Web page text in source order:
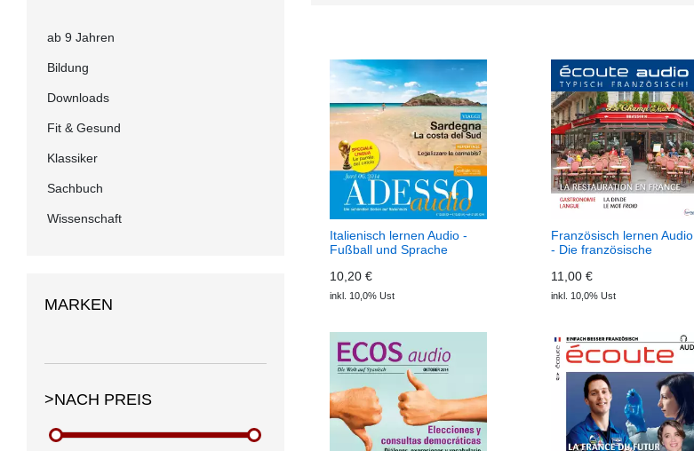
ab 9 Jahren
Bildung
Downloads
Fit & Gesund
Klassiker
Sachbuch
Wissenschaft
MARKEN
>NACH PREIS
Italienisch lernen Audio -
Fußball und Sprache
Audio
10,20 €
inkl. 10,0% Ust
Französisch lernen Audio
- Die französische
écoute audio
11,00 €
inkl. 10,0% Ust